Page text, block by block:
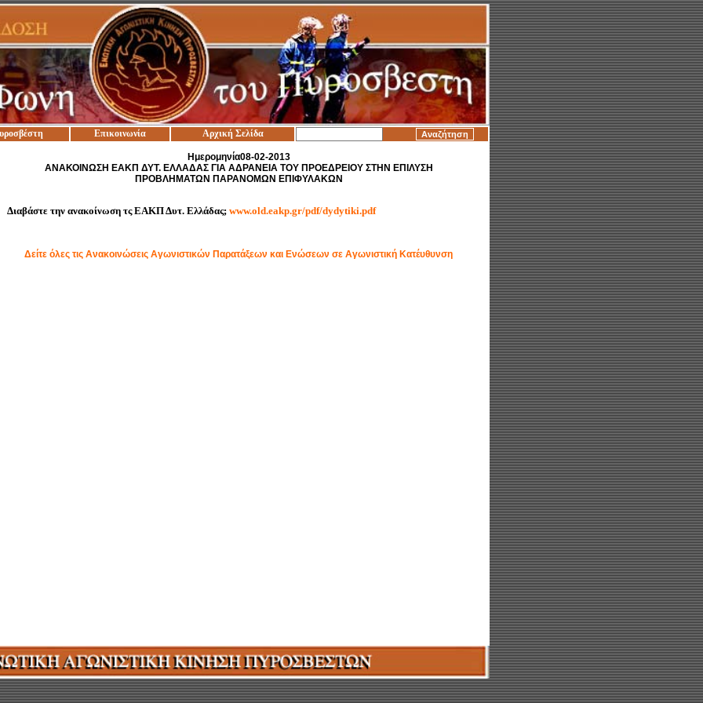
Επικοινωνία Αρχική Σελίδα
Ημερομηνία08-02-2013
ΑΝΑΚΟΙΝΩΣΗ ΕΑΚΠ ΔΥΤ. ΕΛΛΑΔΑΣ ΓΙΑ ΑΔΡΑΝΕΙΑ ΤΟΥ ΠΡΟΕΔΡΕΙΟΥ ΣΤΗΝ ΕΠΙΛΥΣΗ
ΠΡΟΒΛΗΜΑΤΩΝ ΠΑΡΑΝΟΜΩΝ ΕΠΙΦΥΛΑΚΩΝ
Διαβάστε την ανακοίνωση τς ΕΑΚΠ Δυτ. Ελλάδας; www.old.eakp.gr/pdf/dydytiki.pdf
Δείτε όλες τις Ανακοινώσεις Αγωνιστικών Παρατάξεων και Ενώσεων σε Αγωνιστική Κατέυθυνση